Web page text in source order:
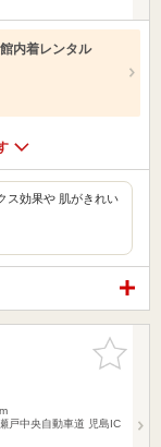
内着レンタル
ス効果や 肌がきれい
お気に入
りに追加
戸中央自動車道 児島IC